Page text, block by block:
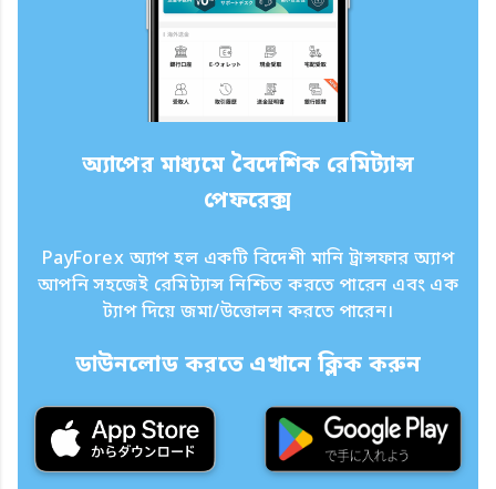
অ্যাপের মাধ্যমে বৈদেশিক রেমিট্যান্স
পেফরেক্স
PayForex অ্যাপ হল একটি বিদেশী মানি ট্রান্সফার অ্যাপ
আপনি সহজেই রেমিট্যান্স নিশ্চিত করতে পারেন এবং এক
ট্যাপ দিয়ে জমা/উত্তোলন করতে পারেন।
ডাউনলোড করতে এখানে ক্লিক করুন